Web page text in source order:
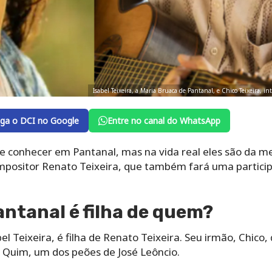
Isabel Teixeira, a Maria Bruaca de Pantanal, e Chico Teixeira,
o DCI no Google Entre no canal do WhatsApp
conhecer em Pantanal, mas na vida real eles são da
Renato Teixeira, que também fará uma
é filha de quem?
Teixeira, é filha de Renato Teixeira. Seu irmão,
um dos peões de José Leôncio.